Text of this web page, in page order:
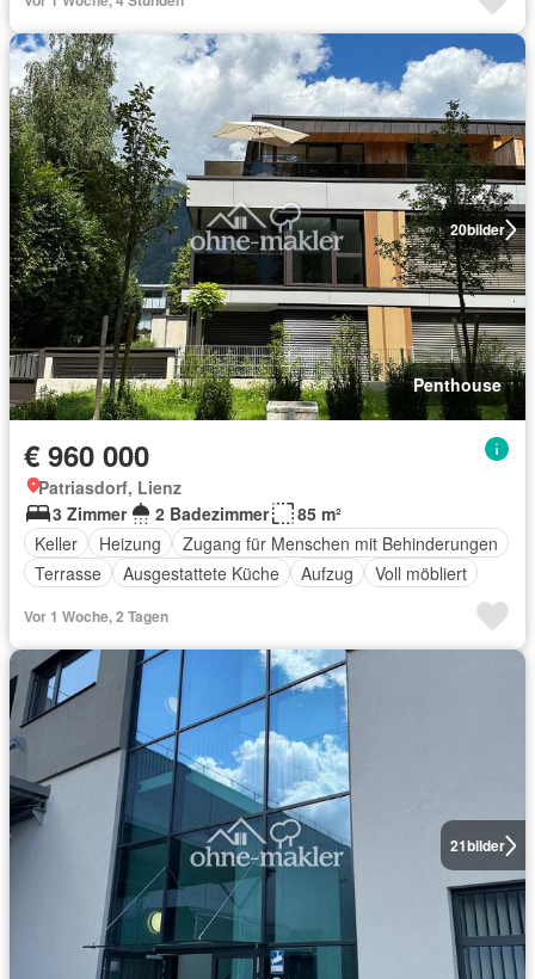
20bilder
Penthouse
€ 960 000
Patriasdorf, Lienz
3 Zimmer
2 Badezimmer
85 m²
Keller
Heizung
Zugang für Menschen mit Behinderungen
Terrasse
Ausgestattete Küche Aufzug Voll möbliert
Vor 1 Woche, 2 Tagen
21bilder